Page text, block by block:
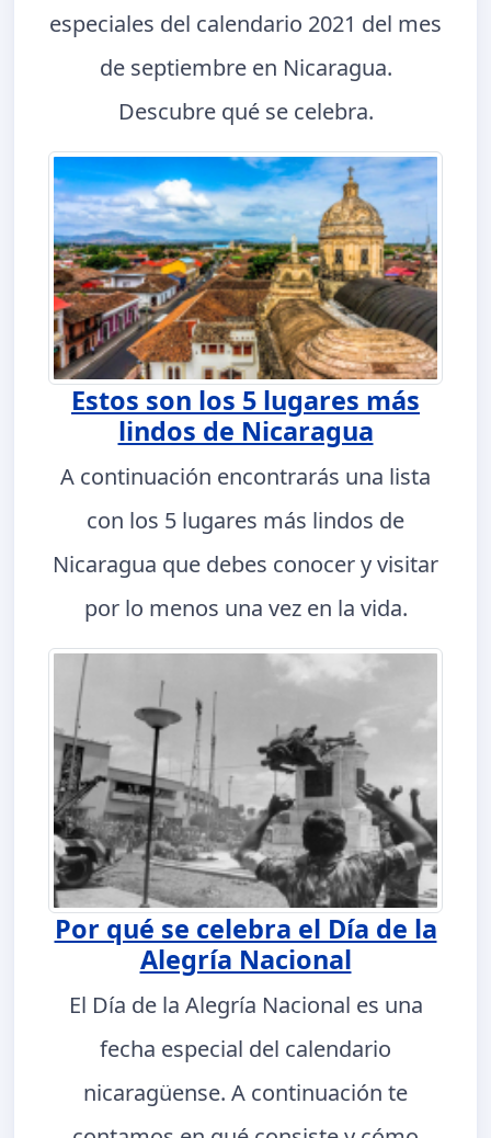
especiales del calendario 2021 del mes
de septiembre en Nicaragua.
Descubre qué se celebra.
Estos son los 5 lugares más
lindos de Nicaragua
A continuación encontrarás una lista
con los 5 lugares más lindos de
Nicaragua que debes conocer y visitar
por lo menos una vez en la vida.
Por qué se celebra el Día de la
Alegría Nacional
El Día de la Alegría Nacional es una
fecha especial del calendario
nicaragüense. A continuación te